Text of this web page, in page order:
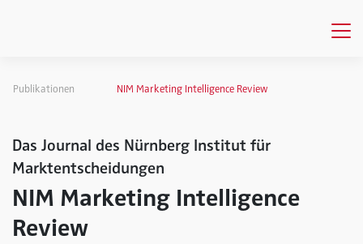
Publikationen NIM Marketing Intelligence Review
Das Journal des Nürnberg Institut für
Marktentscheidungen
NIM Marketing Intelligence
Review